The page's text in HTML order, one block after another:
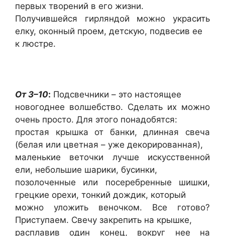
первых творений в его жизни.
Получившейся гирляндой можно украсить
елку, оконный проем, детскую, подвесив ее
к люстре.
От 3–10: Подсвечники – это настоящее
новогоднее волшебство. Сделать их можно
очень просто. Для этого понадобятся:
простая крышка от банки, длинная свеча
(белая или цветная – уже декорированная),
маленькие веточки лучше искусственной
ели, небольшие шарики, бусинки,
позолоченные или посеребренные шишки,
грецкие орехи, тонкий дождик, который
можно уложить веночком. Все готово?
Приступаем. Свечу закрепить на крышке,
расплавив один конец, вокруг нее на